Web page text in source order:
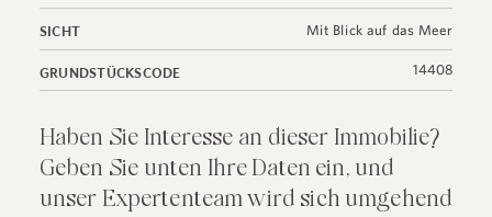
SICHT Mit Blick auf das Meer
GRUNDSTÜCKSCODE 14408
Haben Sie Interesse an dieser Immobilie?
Geben Sie unten Ihre Daten ein, und
unser Expertenteam wird sich umgehend